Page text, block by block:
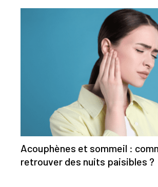
Acouphènes et sommeil :
retrouver des nuits paisibles ?